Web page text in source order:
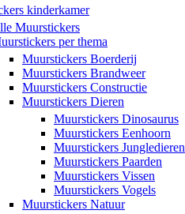
kinderkamer
Muurstickers
per thema
Muurstickers Boerderij
Muurstickers Brandweer
Muurstickers Constructie
Muurstickers Dieren
Muurstickers Dinosaurus
Muurstickers Eenhoorn
Muurstickers Jungledieren
Muurstickers Paarden
Muurstickers Vissen
Muurstickers Vogels
Muurstickers Natuur